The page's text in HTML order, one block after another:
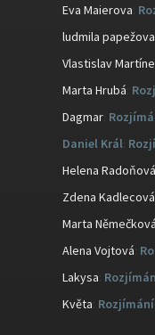
Eva Maierova
ludmila papežova
Vlastislav
Marta Hrubá
Dagmar
Daniel Král
Helena Radoňová
Zdena Kadlecová
Marta Němečková
Alena Vojtová
Lakysa:
Květa: